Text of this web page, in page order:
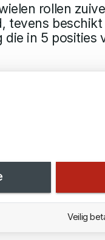
rollen
tevens
die in 5 posities
Veilig